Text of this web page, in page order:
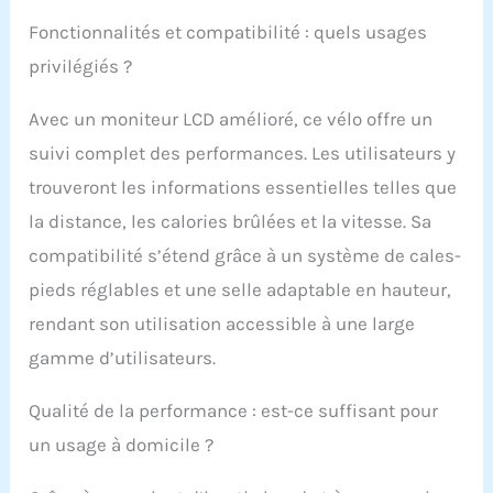
contrairement aux
problèmes de chute de
courroie et de rupture
de poulie, le vélo
d'exercice WENOKER
adopte toujours un
amélioré, une poulie de
courroie en matériau
ABS et des roulements
de qualité industrielle,
mécanisme
Fonctionnalités et compatibilité : quels usages
privilégiés ?
Avec un moniteur LCD amélioré, ce vélo offre un
suivi complet des performances. Les utilisateurs y
trouveront les informations essentielles telles que
la distance, les calories brûlées et la vitesse. Sa
compatibilité s’étend grâce à un système de cales-
pieds réglables et une selle adaptable en hauteur,
rendant son utilisation accessible à une large
gamme d’utilisateurs.
Qualité de la performance : est-ce suffisant pour
un usage à domicile ?